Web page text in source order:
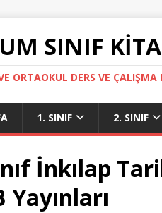
SINIF
ORTAOKUL DERS VE
1. SINIF 2. SINIF
İnkılap
Yayınları